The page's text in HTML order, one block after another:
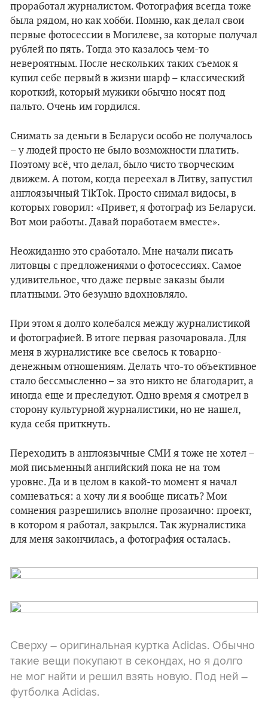
проработал журналистом. Фотография всегда тоже
была рядом, но как хобби. Помню, как делал свои
первые фотосессии в Могилеве, за которые получал
рублей по пять. Тогда это казалось чем-то
невероятным. После нескольких таких съемок я
купил себе первый в жизни шарф – классический
короткий, который мужики обычно носят под
пальто. Очень им гордился.
Снимать за деньги в Беларуси особо не получалось
– у людей просто не было возможности платить.
Поэтому всё, что делал, было чисто творческим
движем. А потом, когда переехал в Литву, запустил
англоязычный TikTok. Просто снимал видосы, в
которых говорил: «Привет, я фотограф из Беларуси.
Вот мои работы. Давай поработаем вместе».
Неожиданно это сработало. Мне начали писать
литовцы с предложениями о фотосессиях. Самое
удивительное, что даже первые заказы были
платными. Это безумно вдохновляло.
При этом я долго колебался между журналистикой
и фотографией. В итоге первая разочаровала. Для
меня в журналистике все свелось к товарно-
денежным отношениям. Делать что-то объективное
стало бессмысленно – за это никто не благодарит, а
иногда еще и преследуют. Одно время я смотрел в
сторону культурной журналистики, но не нашел,
куда себя приткнуть.
Переходить в англоязычные СМИ я тоже не хотел –
мой письменный английский пока не на том
уровне. Да и в целом в какой-то момент я начал
сомневаться: а хочу ли я вообще писать? Мои
сомнения разрешились вполне прозаично: проект,
в котором я работал, закрылся. Так журналистика
для меня закончилась, а фотография осталась.
Сверху – оригинальная куртка Adidas. Обычно
такие вещи покупают в секондах, но я долго
не мог найти и решил взять новую. Под ней –
футболка Adidas.